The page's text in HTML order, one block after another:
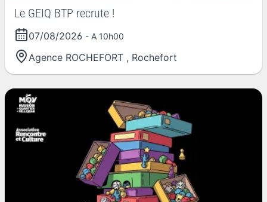
Le GEIQ BTP recrute !
07/08/2026 - A 10h00
Agence ROCHEFORT , Rochefort